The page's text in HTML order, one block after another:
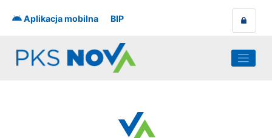
Aplikacja mobilna BIP